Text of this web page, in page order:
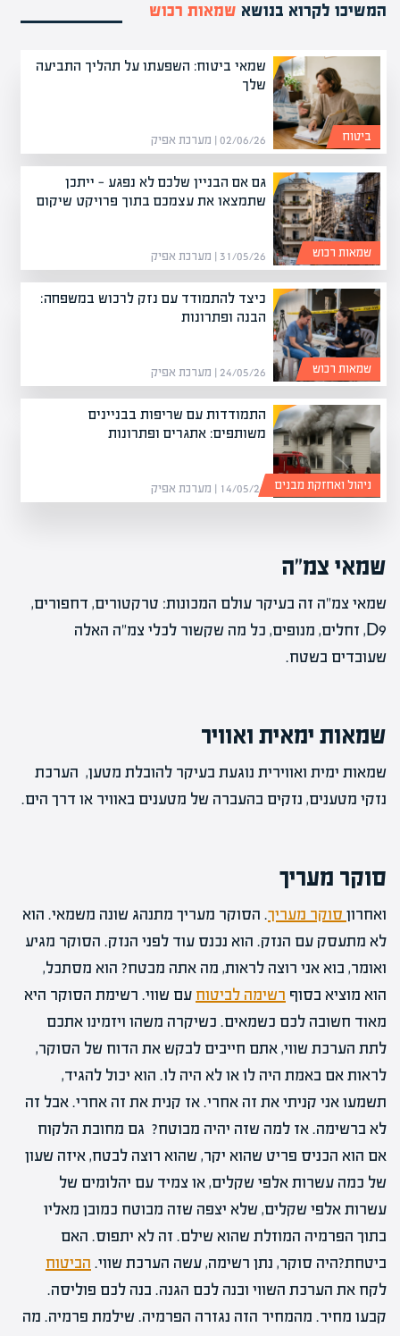
המשיכו לקרוא בנושא שמאות רכוש
שמאי ביטוח: השפעתו על תהליך התביעה
שלך
02/06/26 | מערכת אפיק ביטוח
גם אם הבניין שלכם לא נפגע — ייתכן
שתמצאו את עצמכם בתוך פרויקט שיקום
31/05/26 | מערכת אפיק שמאות רכוש
כיצד להתמודד עם נזק לרכוש במשפחה:
הבנה ופתרונות
24/05/26 | מערכת אפיק שמאות רכוש
התמודדות עם שריפות בבניינים
משותפים: אתגרים ופתרונות
14/05/26 | מערכת אפיק ניהול ואחזקת מבנים
שמאי צמ"ה
שמאי צמ"ה זה בעיקר עולם המכונות: טרקטורים, דחפורים,
D9, זחלים, מנופים, כל מה שקשור לכלי צמ"ה האלה
שעובדים בשטח.
שמאות ימאית ואוויר
שמאות ימית ואווירית נוגעת בעיקר להובלת מטען, הערכת
נזקי מטענים, נזקים בהעברה של מטענים באוויר או דרך הים.
סוקר מעריך
ואחרון סוקר מעריך. הסוקר מעריך מתנהג שונה משמאי. הוא
לא מתעסק עם הנזק. הוא נכנס עוד לפני הנזק. הסוקר מגיע
ואומר, בוא אני רוצה לראות, מה אתה מבטח? הוא מסתכל,
הוא מוציא בסוף רשימה לביטוח עם שווי. רשימת הסוקר היא
מאוד חשובה לכם כשמאים. כשיקרה משהו ויזמינו אתכם
לתת הערכת שווי, אתם חייבים לבקש את הדוח של הסוקר,
לראות אם באמת היה לו או לא היה לו. הוא יכול להגיד,
תשמעו אני קניתי את זה אחרי. אז קנית את זה אחרי. אבל זה
לא ברשימה. אז למה שזה יהיה מבוטח? גם מחובת הלקוח
אם הוא הכניס פריט שהוא יקר, שהוא רוצה לבטח, איזה שעון
של כמה עשרות אלפי שקלים, או צמיד עם יהלומים של
עשרות אלפי שקלים, שלא יצפה שזה מבוטח כמובן מאליו
בתוך הפרמיה המוזלת שהוא שילם. זה לא יתפוס. האם
ביטחת?היה סוקר, נתן רשימה, עשה הערכת שווי. הביטוח
לקח את הערכת השווי ובנה לכם הגנה. בנה לכם פוליסה.
קבעו מחיר. מהמחיר הזה נגזרה הפרמיה. שילמת פרמיה. מה